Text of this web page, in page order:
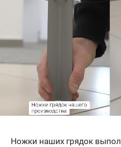
Ножки наших грядок